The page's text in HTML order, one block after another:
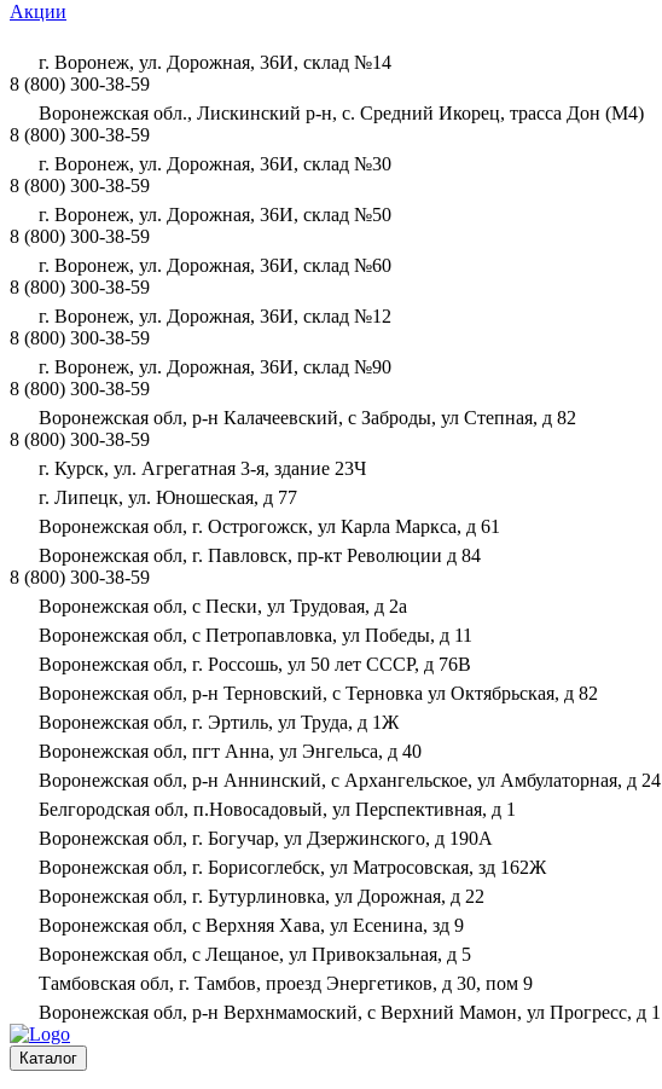
Акции
г. Воронеж, ул. Дорожная, 36И, склад №14
8 (800) 300-38-59
Воронежская обл., Лискинский р-н, с. Средний Икорец, трасса Дон (М4)
8 (800) 300-38-59
г. Воронеж, ул. Дорожная, 36И, склад №30
8 (800) 300-38-59
г. Воронеж, ул. Дорожная, 36И, склад №50
8 (800) 300-38-59
г. Воронеж, ул. Дорожная, 36И, склад №60
8 (800) 300-38-59
г. Воронеж, ул. Дорожная, 36И, склад №12
8 (800) 300-38-59
г. Воронеж, ул. Дорожная, 36И, склад №90
8 (800) 300-38-59
Воронежская обл, р-н Калачеевский, с Заброды, ул Степная, д 82
8 (800) 300-38-59
г. Курск, ул. Агрегатная 3-я, здание 23Ч
г. Липецк, ул. Юношеская, д 77
Воронежская обл, г. Острогожск, ул Карла Маркса, д 61
Воронежская обл, г. Павловск, пр-кт Революции д 84
8 (800) 300-38-59
Воронежская обл, с Пески, ул Трудовая, д 2а
Воронежская обл, с Петропавловка, ул Победы, д 11
Воронежская обл, г. Россошь, ул 50 лет СССР, д 76В
Воронежская обл, р-н Терновский, с Терновка ул Октябрьская, д 82
Воронежская обл, г. Эртиль, ул Труда, д 1Ж
Воронежская обл, пгт Анна, ул Энгельса, д 40
Воронежская обл, р-н Аннинский, с Архангельское, ул Амбулаторная, д 24
Белгородская обл, п.Новосадовый, ул Перспективная, д 1
Воронежская обл, г. Богучар, ул Дзержинского, д 190А
Воронежская обл, г. Борисоглебск, ул Матросовская, зд 162Ж
Воронежская обл, г. Бутурлиновка, ул Дорожная, д 22
Воронежская обл, с Верхняя Хава, ул Есенина, зд 9
Воронежская обл, с Лещаное, ул Привокзальная, д 5
Тамбовская обл, г. Тамбов, проезд Энергетиков, д 30, пом 9
Воронежская обл, р-н Верхнмамоский, с Верхний Мамон, ул Прогресс, д 1
Каталог